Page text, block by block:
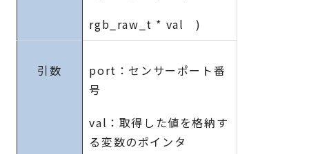
rgb_raw_t * val )
引数
port：センサーポート番
号
val：取得した値を格納す
る変数のポインタ